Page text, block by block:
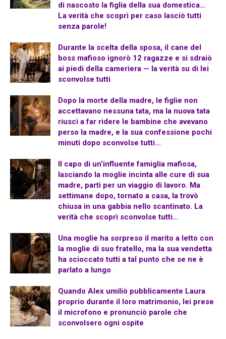
di nascosto la figlia della sua domestica…
La verità che scoprì per caso lasciò tutti
senza parole!
Durante la scelta della sposa, il cane del
boss mafioso ignorò 12 ragazze e si sdraiò
ai piedi della cameriera — la verità su di lei
sconvolse tutti
Dopo la morte della madre, le figlie non
accettavano nessuna tata, ma la nuova tata
riuscì a far ridere le bambine che avevano
perso la madre, e la sua confessione pochi
minuti dopo sconvolse tutti…
Il capo di un’influente famiglia mafiosa,
lasciando la moglie incinta alle cure di sua
madre, partì per un viaggio di lavoro. Ma
settimane dopo, tornato a casa, la trovò
chiusa in una gabbia nello scantinato. La
verità che scoprì sconvolse tutti…
Una moglie ha sorpreso il marito a letto con
la moglie di suo fratello, ma la sua vendetta
ha scioccato tutti a tal punto che se ne è
parlato a lungo
Quando Alex umiliò pubblicamente Laura
proprio durante il loro matrimonio, lei prese
il microfono e pronunciò parole che
sconvolsero ogni ospite